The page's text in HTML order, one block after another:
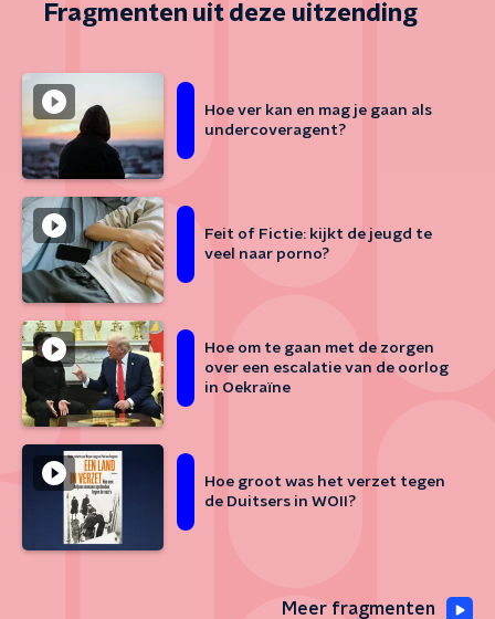
Fragmenten uit deze uitzending
Hoe ver kan en mag je gaan als
undercoveragent?
Feit of Fictie: kijkt de jeugd te
veel naar porno?
Hoe om te gaan met de zorgen
over een escalatie van de oorlog
in Oekraïne
Hoe groot was het verzet tegen
de Duitsers in WOII?
Meer fragmenten